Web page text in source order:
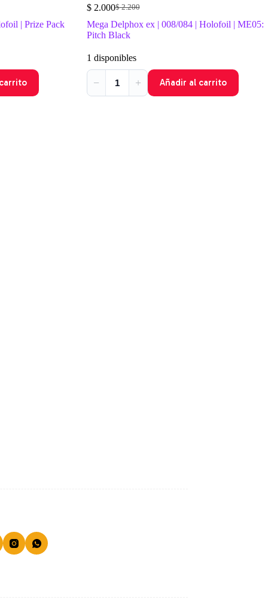
| Prize Pack
$2.200
El
precio
original
$ 2.200.
$2.000El
precio
actual
$ 2.000.
Mega Delphox ex | 008/084 | Holofoil | ME05:
Pitch Black
1 disponibles
− + Añadir al carrito